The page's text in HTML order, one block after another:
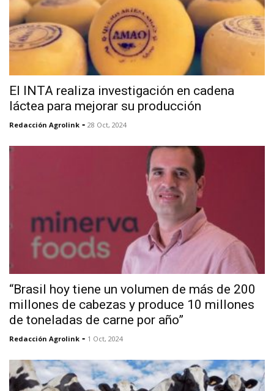
El INTA realiza investigación en cadena
láctea para mejorar su producción
Redacción Agrolink - 28 Oct, 2024
“Brasil hoy tiene un volumen de más de 200
millones de cabezas y produce 10 millones
de toneladas de carne por año”
Redacción Agrolink - 1 Oct, 2024